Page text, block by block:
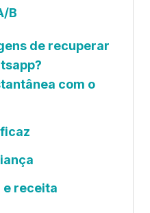
B
de recuperar
com o
e receita